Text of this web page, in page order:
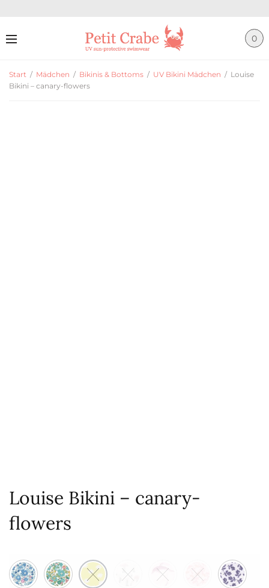
0
Start / Mädchen / Bikinis & Bottoms / UV Bikini Mädchen / Louise
Bikini – canary-flowers
Louise Bikini – canary-
flowers